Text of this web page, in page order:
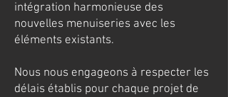
intégration harmonieuse des
nouvelles menuiseries avec les
éléments existants.
Nous nous engageons à respecter les
délais établis pour chaque projet de